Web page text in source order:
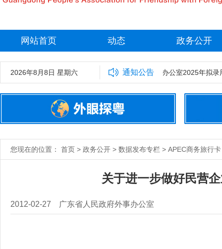
网站首页 动态 政务公开
2026年8月8日 星期六 通知公告
中共广东省委外事工作委员会办公室2025年拟录
您现在的位置： 首页 > 政务公开 > 数据发布专栏 > APEC商务旅行卡
关于进一步做好民营
2012-02-27 广东省人民政府外事办公室